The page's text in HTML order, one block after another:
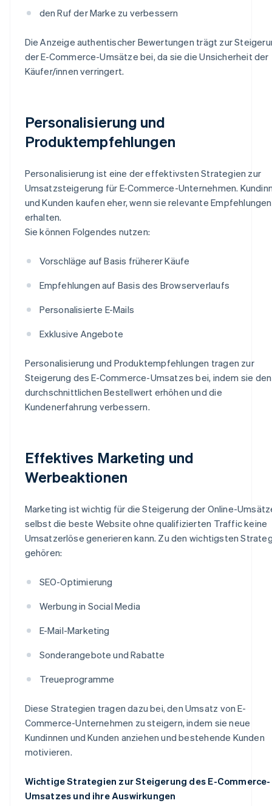
den Ruf der Marke zu verbessern
Die Anzeige authentischer Bewertungen trägt zur
der E-Commerce-Umsätze bei, da sie die Unsicherheit der
Käufer/innen verringert.
Personalisierung und
Produktempfehlungen
Personalisierung ist eine der effektivsten Strategien zur
Umsatzsteigerung für E-Commerce-Unternehmen.
und Kunden kaufen eher, wenn sie relevante Empfehlungen
erhalten.
Sie können Folgendes nutzen:
Vorschläge auf Basis früherer Käufe
Empfehlungen auf Basis des Browserverlaufs
Personalisierte E-Mails
Exklusive Angebote
Personalisierung und Produktempfehlungen tragen zur
Steigerung des E-Commerce-Umsatzes bei, indem sie den
durchschnittlichen Bestellwert erhöhen und die
Kundenerfahrung verbessern.
Effektives Marketing und
Werbeaktionen
Marketing ist wichtig für die Steigerung der Online-
selbst die beste Website ohne qualifizierten Traffic keine
Umsatzerlöse generieren kann. Zu den wichtigsten
gehören:
SEO-Optimierung
Werbung in Social Media
E-Mail-Marketing
Sonderangebote und Rabatte
Treueprogramme
Diese Strategien tragen dazu bei, den Umsatz von E-
Commerce-Unternehmen zu steigern, indem sie neue
Kundinnen und Kunden anziehen und bestehende Kunden
motivieren.
Wichtige Strategien zur Steigerung des E-Commerce-
Umsatzes und ihre Auswirkungen